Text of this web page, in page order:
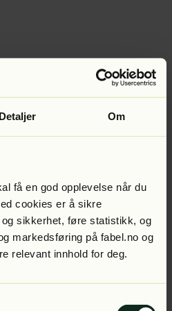
Detaljer Om
få en god opplevelse når du
cookies er å sikre
sikkerhet, føre statistikk, og
markedsføring på fabel.no og
relevant innhold for deg.